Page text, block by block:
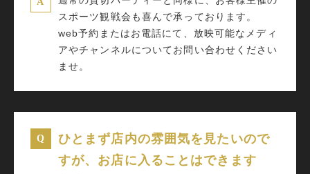
スポーツ観戦会も喜んで承っております。
web予約またはお電話にて、放映可能なメディ
アやチャンネルについてお問い合わせください
ませ。
ひとまず店内の雰囲気を見たいので
すが、お店に入ることはできます